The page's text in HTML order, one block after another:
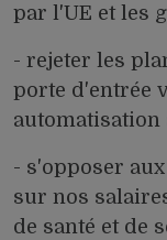
par l'UE et les
- rejeter les
porte d'entrée
automatisation
- s'opposer
sur nos
de santé et de